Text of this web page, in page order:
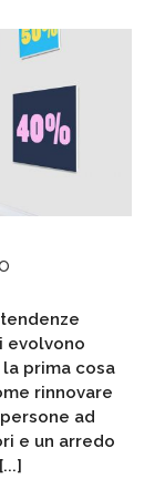
evolvono
prima cosa
rinnovare
ad
e un arredo